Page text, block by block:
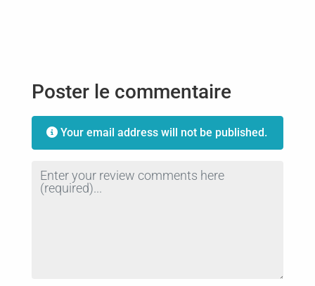
Poster le commentaire
Your email address will not be published.
Review text